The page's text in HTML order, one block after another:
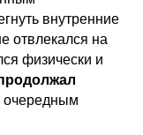
внутренние
отвлекался на
физически и
очередным